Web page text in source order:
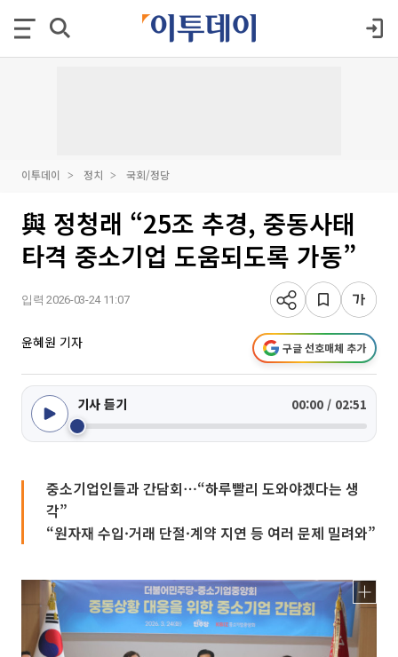
이투데이 정치 국회/정당
與 정청래 “25조 추경, 중동사태
타격 중소기업 도움되도록 가동”
입력 2026-03-24 11:07
윤혜원 기자 구글 선호매체 추가
기사 듣기 00:00 / 02:51
중소기업인들과 간담회⋯“하루빨리 도와야겠다는 생
각”
“원자재 수입·거래 단절·계약 지연 등 여러 문제 밀려와”